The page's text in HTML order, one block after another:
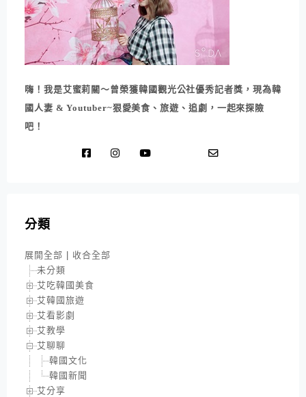
嗨！我是艾蜜莉關～曾榮獲韓國觀光公社優秀記者獎，現為韓
國人妻 & Youtuber~狠愛美食、旅遊、追劇，一起來探險
吧！
分類
展開全部
收合全部
未分類
艾吃韓國美食
艾韓國旅遊
艾看影劇
艾教學
艾聊聊
韓國文化
韓國新聞
艾分享